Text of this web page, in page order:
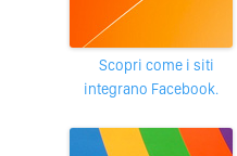
Scopri come i siti
integrano Facebook.